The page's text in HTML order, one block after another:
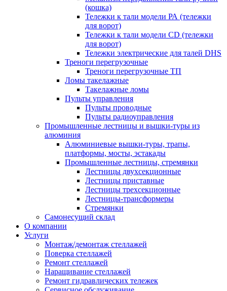
(кошка)
Тележки к тали модели РА (тележки
для ворот)
Тележки к тали модели CD (тележки
для ворот)
Тележки электрические для талей DHS
Треноги перегрузочные
Треноги перегрузочные ТП
Ломы такелажные
Такелажные ломы
Пульты управления
Пульты проводные
Пульты радиоуправления
Промышленные лестницы и вышки-туры из
алюминия
Алюминиевые вышки-туры, трапы,
платформы, мосты, эстакады
Промышленные лестницы, стремянки
Лестницы двухсекционные
Лестницы приставные
Лестницы трехсекционные
Лестницы-трансформеры
Стремянки
Самонесущий склад
О компании
Услуги
Монтаж/демонтаж стеллажей
Поверка cтеллажей
Ремонт стеллажей
Наращивание стеллажей
Ремонт гидравлических тележек